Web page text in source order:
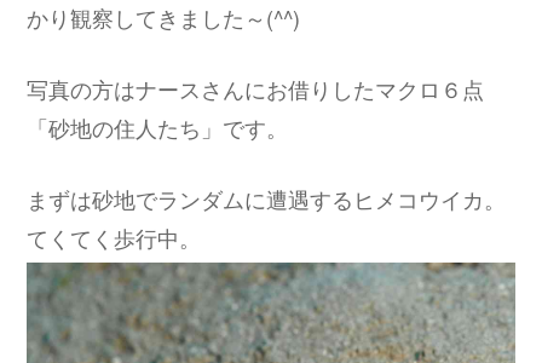
かり観察してきました～(^^)
写真の方はナースさんにお借りしたマクロ６点
「砂地の住人たち」です。
まずは砂地でランダムに遭遇するヒメコウイカ。
てくてく歩行中。